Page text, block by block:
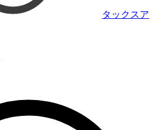
タックスア